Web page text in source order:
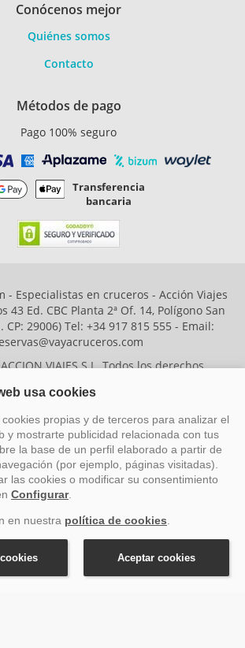
Conócenos mejor
Quiénes somos
Contacto
Métodos de pago
Pago 100% seguro
Transferencia
bancaria
- Especialistas en cruceros - Acción Viajes
43 Ed. CBC Planta 2ª Of. 14, Polígono San
CP: 29006) Tel: +34 917 815 555 - Email:
VIAJES S.L. Todos los derechos
ha sido beneficiaria del Fondo Europeo de Desarrollo
objetivo es mejorar la competitividad de las pymes
de la innovación, el desarrollo tecnológico, la
y el uso seguro y fiable del ciberespacio. Gracias a
empresa ha puesto en marcha un Plan de Acción
para reforzar su competitividad empresarial,
y la ciberseguridad. Para ello, ha contado con el